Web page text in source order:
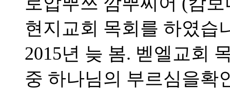
현지교회 목회를 하였습
2015년 늦 봄. 벧엘교회
중 하나님의 부르심을확